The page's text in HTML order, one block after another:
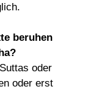
beruhen
oder
oder erst